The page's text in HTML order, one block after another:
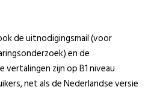
de uitnodigingsmail (voor
en de
vertalingen zijn op B1 niveau
net als de Nederlandse versie